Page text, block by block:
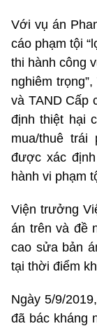
Với vụ án
cáo phạm tội
thi hành công
nghiêm
và TAND Cấp
định thiệt hại
mua/thuê
được xác
hành vi phạm
Viện trưởng
án trên và đề
cao sửa bản
tại thời điểm
Ngày 5/9/
đã bác kháng